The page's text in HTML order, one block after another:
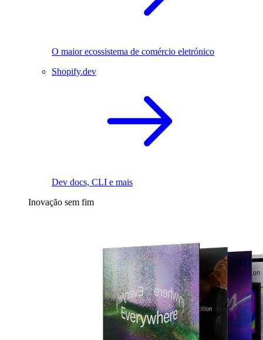
O maior ecossistema de comércio eletrónico
Shopify.dev
Dev docs, CLI e mais
Inovação sem fim